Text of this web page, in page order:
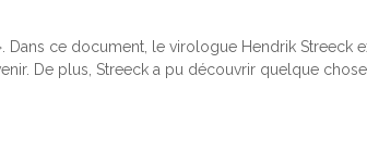
Dans ce document, le virologue Hendrik Streeck
De plus, Streeck a pu découvrir quelque